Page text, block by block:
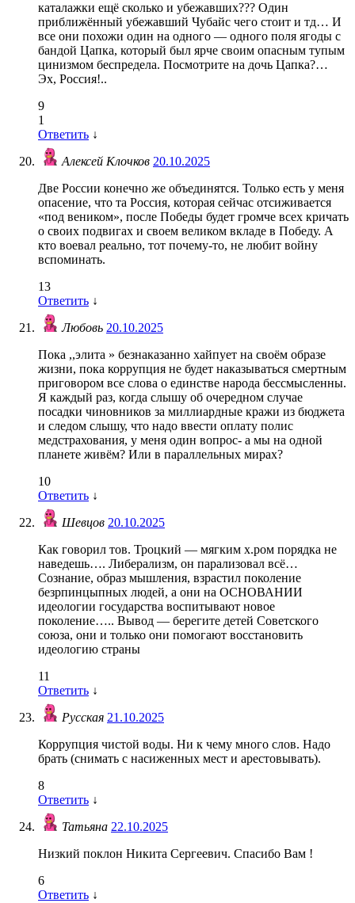
каталажки ещё сколько и убежавших??? Один
приближённый убежавший Чубайс чего стоит и тд… И
все они похожи один на одного — одного поля ягоды с
бандой Цапка, который был ярче своим опасным тупым
цинизмом беспредела. Посмотрите на дочь Цапка?…
Эх, Россия!..
9
1
Ответить ↓
Алексей Клочков 20.10.2025
Две России конечно же объединятся. Только есть у меня
опасение, что та Россия, которая сейчас отсиживается
«под веником», после Победы будет громче всех кричать
о своих подвигах и своем великом вкладе в Победу. А
кто воевал реально, тот почему-то, не любит войну
вспоминать.
13
Ответить ↓
Любовь 20.10.2025
Пока ,,элита » безнаказанно хайпует на своём образе
жизни, пока коррупция не будет наказываться смертным
приговором все слова о единстве народа бессмысленны.
Я каждый раз, когда слышу об очередном случае
посадки чиновников за миллиардные кражи из бюджета
и следом слышу, что надо ввести оплату полис
медстрахования, у меня один вопрос- а мы на одной
планете живём? Или в параллельных мирах?
10
Ответить ↓
Шевцов 20.10.2025
Как говорил тов. Троцкий — мягким х.ром порядка не
наведешь…. Либерализм, он парализовал всё…
Сознание, образ мышления, взрастил поколение
безрпинцыпных людей, а они на ОСНОВАНИИ
идеологии государства воспитывают новое
поколение….. Вывод — берегите детей Советского
союза, они и только они помогают восстановить
идеологию страны
11
Ответить ↓
Русская 21.10.2025
Коррупция чистой воды. Ни к чему много слов. Надо
брать (снимать с насиженных мест и арестовывать).
8
Ответить ↓
Татьяна 22.10.2025
Низкий поклон Никита Сергеевич. Спасибо Вам !
6
Ответить ↓